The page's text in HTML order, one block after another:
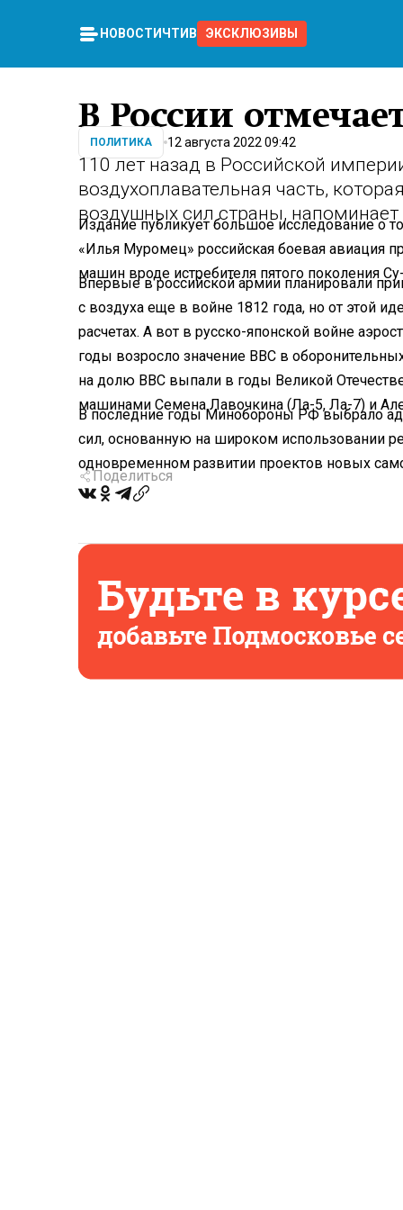
НОВОСТИ ЧТИВО ЭКСКЛЮЗИВЫ
В России
ПОЛИТИКА 12 августа 2022 09:42
110 лет назад в Российской
воздухоплавательная часть,
воздушных сил страны, напоминает
Издание публикует большое исследование о
«Илья Муромец» российская боевая авиация
машин вроде истребителя пятого поколения
Впервые в российской армии планировали
с воздуха еще в войне 1812 года, но от этой
расчетах. А вот в русско-японской войне
годы возросло значение ВВС в
на долю ВВС выпали в годы Великой
машинами Семена Лавочкина (Ла-5, Ла-7) и
В последние годы Минобороны РФ выбрало
сил, основанную на широком использовании
одновременном развитии проектов новых
Поделиться